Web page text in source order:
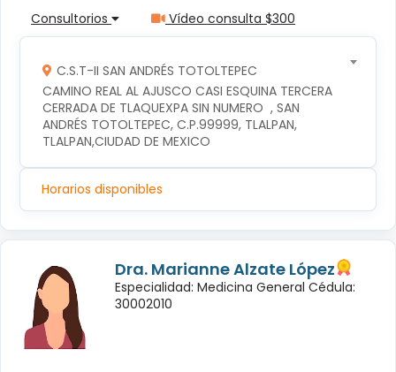
Consultorios Vídeo consulta $300
C.S.T-II SAN ANDRÉS TOTOLTEPEC
CAMINO REAL AL AJUSCO CASI ESQUINA TERCERA
CERRADA DE TLAQUEXPA SIN NUMERO  , SAN
ANDRÉS TOTOLTEPEC, C.P.99999, TLALPAN,
TLALPAN,CIUDAD DE MEXICO
Horarios disponibles
Dra. Marianne Alzate López
Especialidad: Medicina General Cédula:
30002010